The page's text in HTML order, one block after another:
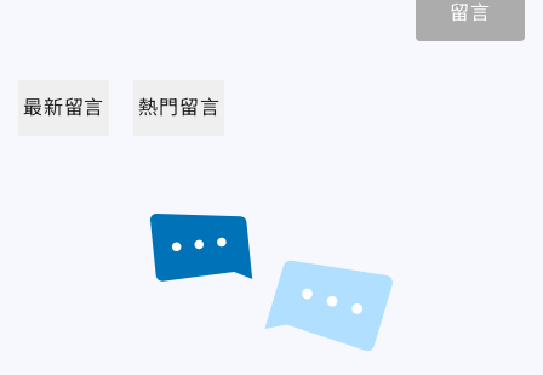
留言
最新留言 熱門留言